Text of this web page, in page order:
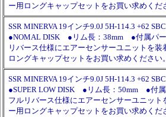
ー用ロングキャップセットをお買い求めくだ
SSR MINERVA 19インチ9.0J 5H-114.3 +62
●NOMAL DISK ●リム長：38mm ●付属パ
リバース仕様にエアーセンサーユニットを
ロングキャップセットをお買い求めください。
SSR MINERVA 19インチ9.0J 5H-114.3 +62
●SUPER LOW DISK ●リム長：50mm ●付
フルリバース仕様にエアーセンサーユニッ
ー用ロングキャップセットをお買い求めくだ